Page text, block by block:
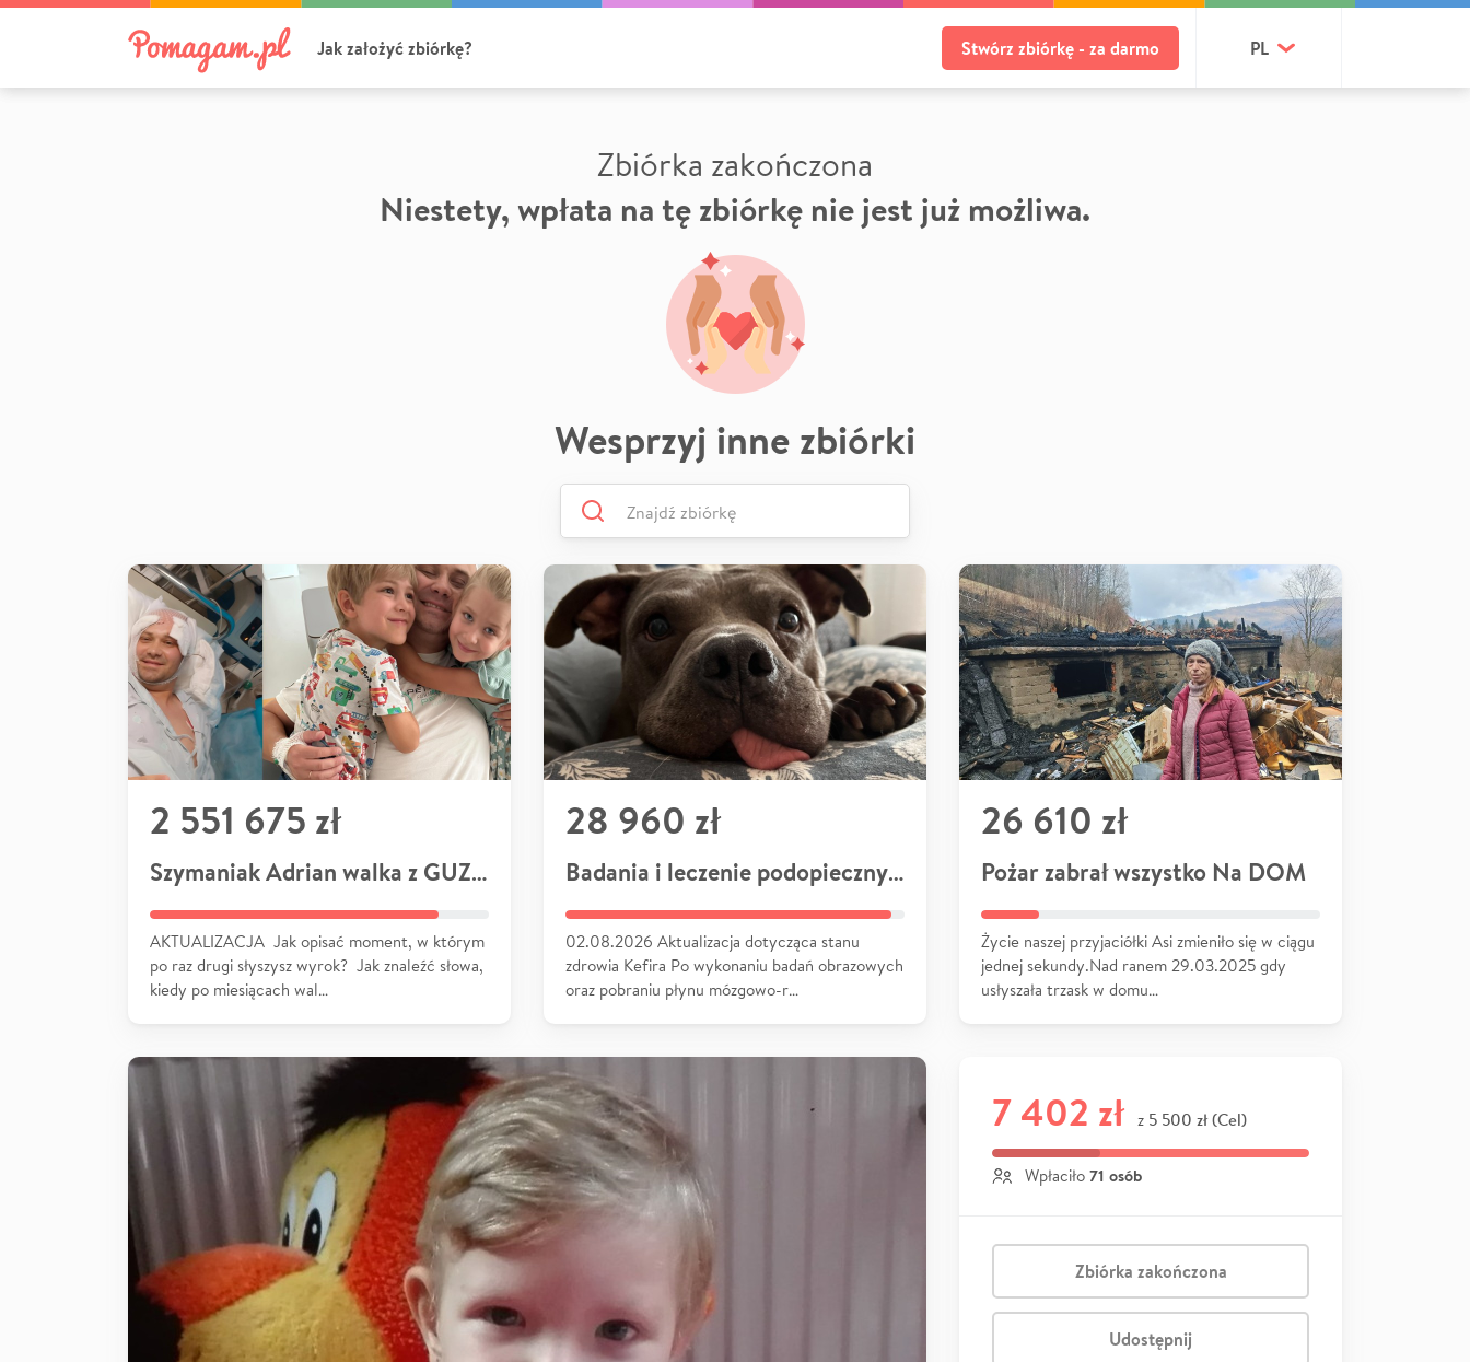
Jak założyć zbiórkę? Stwórz zbiórkę - za darmo PL
Zbiórka zakończona
Niestety, wpłata na tę zbiórkę nie jest już możliwa.
Wesprzyj inne zbiórki
2 551 675 zł
Szymaniak Adrian walka z GUZEM
AKTUALIZACJA Jak opisać moment, w którym
po raz drugi słyszysz wyrok? Jak znaleźć słowa,
kiedy po miesiącach wal…
28 960 zł
Badania i leczenie podopiecznych
02.08.2026 Aktualizacja dotycząca stanu
zdrowia Kefira Po wykonaniu badań obrazowych
oraz pobraniu płynu mózgowo-r…
26 610 zł
Pożar zabrał wszystko Na DOM
Życie naszej przyjaciółki Asi zmieniło się w ciągu
jednej sekundy.Nad ranem 29.03.2025 gdy
usłyszała trzask w domu…
7 402 zł z 5 500 zł (Cel)
Wpłaciło 71 osób
Zbiórka zakończona
Udostępnij